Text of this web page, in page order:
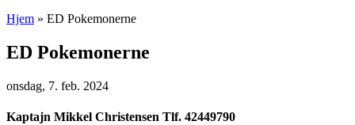
Hjem » ED Pokemonerne
ED Pokemonerne
onsdag, 7. feb. 2024
Kaptajn Mikkel Christensen Tlf. 42449790